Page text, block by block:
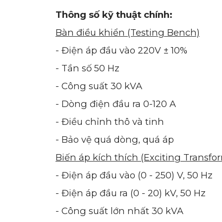
Thông số kỹ thuật chính:
Bàn điều khiển (Testing Bench)
- Điện áp đầu vào 220V ± 10%
- Tần số 50 Hz
- Công suất 30 kVA
- Dòng điện đầu ra 0-120 A
- Điều chỉnh thô và tinh
- Bảo vệ quá dòng, quá áp
Biến áp kích thích (Exciting
- Điện áp đầu vào (0 - 250) V, 50 Hz
- Điện áp đầu ra (0 - 20) kV, 50 Hz
- Công suất lớn nhất 30 kVA